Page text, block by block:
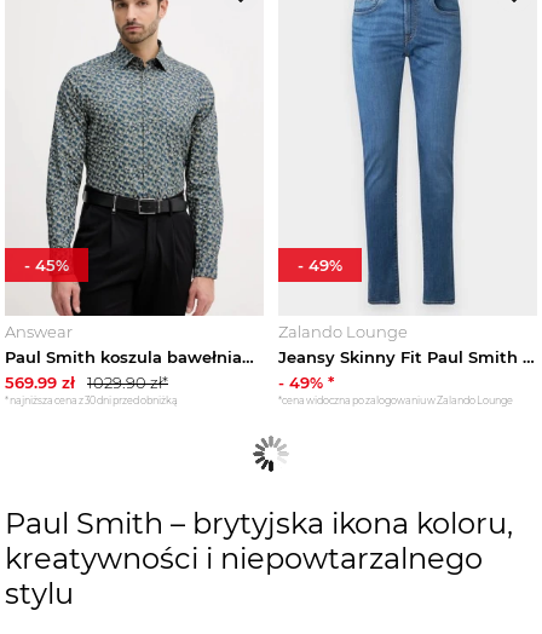
Answear
Paul Smith koszula bawełniana granatowy
569.99 zł 1029.90zł*
*najniższa cena z 30 dni przed obniżką
- 45%
Zalando Lounge
Jeansy Skinny Fit Paul Smith niebieski denim
- 49% *
*cena widoczna po zalogowaniu w Zalando Lounge
- 49%
Paul Smith – brytyjska ikona koloru,
kreatywności i niepowtarzalnego
stylu